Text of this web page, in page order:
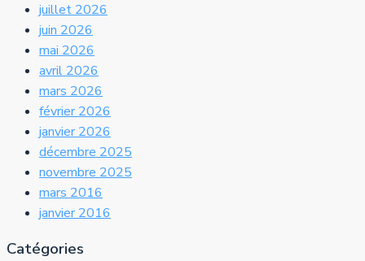
juillet 2026
juin 2026
mai 2026
avril 2026
mars 2026
février 2026
janvier 2026
décembre 2025
novembre 2025
mars 2016
janvier 2016
Catégories